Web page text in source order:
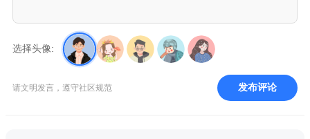
选择头像:
请文明发言，遵守社区规范 发布评论